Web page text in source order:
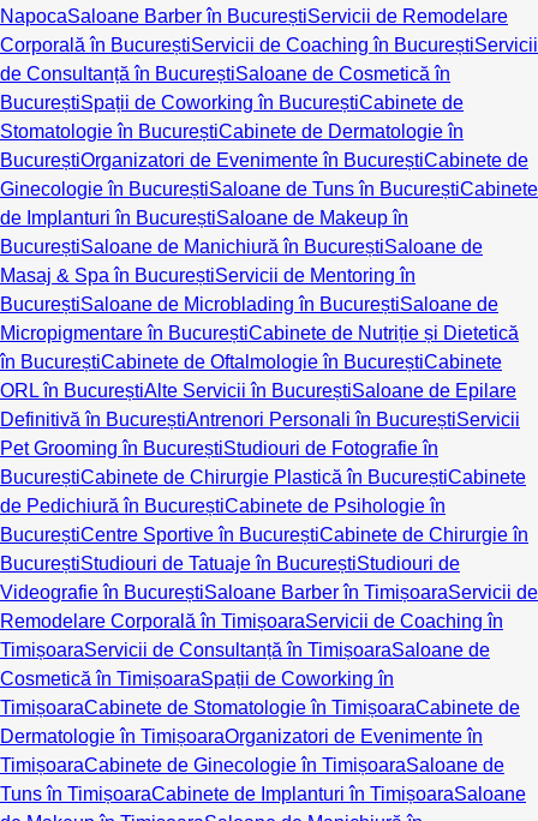
NapocaSaloane Barber în BucureștiServicii de Remodelare
Corporală în BucureștiServicii de Coaching în BucureștiServicii
de Consultanță în BucureștiSaloane de Cosmetică în
BucureștiSpații de Coworking în BucureștiCabinete de
Stomatologie în BucureștiCabinete de Dermatologie în
BucureștiOrganizatori de Evenimente în BucureștiCabinete de
Ginecologie în BucureștiSaloane de Tuns în BucureștiCabinete
de Implanturi în BucureștiSaloane de Makeup în
BucureștiSaloane de Manichiură în BucureștiSaloane de
Masaj & Spa în BucureștiServicii de Mentoring în
BucureștiSaloane de Microblading în BucureștiSaloane de
Micropigmentare în BucureștiCabinete de Nutriție și Dietetică
în BucureștiCabinete de Oftalmologie în BucureștiCabinete
ORL în BucureștiAlte Servicii în BucureștiSaloane de Epilare
Definitivă în BucureștiAntrenori Personali în BucureștiServicii
Pet Grooming în BucureștiStudiouri de Fotografie în
BucureștiCabinete de Chirurgie Plastică în BucureștiCabinete
de Pedichiură în BucureștiCabinete de Psihologie în
BucureștiCentre Sportive în BucureștiCabinete de Chirurgie în
BucureștiStudiouri de Tatuaje în BucureștiStudiouri de
Videografie în BucureștiSaloane Barber în TimișoaraServicii de
Remodelare Corporală în TimișoaraServicii de Coaching în
TimișoaraServicii de Consultanță în TimișoaraSaloane de
Cosmetică în TimișoaraSpații de Coworking în
TimișoaraCabinete de Stomatologie în TimișoaraCabinete de
Dermatologie în TimișoaraOrganizatori de Evenimente în
TimișoaraCabinete de Ginecologie în TimișoaraSaloane de
Tuns în TimișoaraCabinete de Implanturi în TimișoaraSaloane